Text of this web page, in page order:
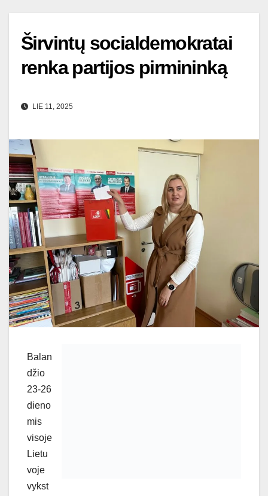
Širvintų socialdemokratai
renka partijos pirmininką
LIE 11, 2025
Balan
džio
23-26
dieno
mis
visoje
Lietu
voje
vykst